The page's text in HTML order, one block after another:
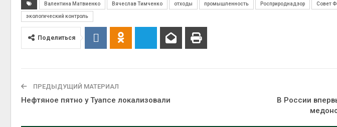
Валентина Матвиенко Вячеслав Тимченко отходы промышленность Росприроднадзор Совет
экологический контроль
Поделиться
ПРЕДЫДУЩИЙ МАТЕРИАЛ
Нефтяное пятно у Туапсе локализовали
В России